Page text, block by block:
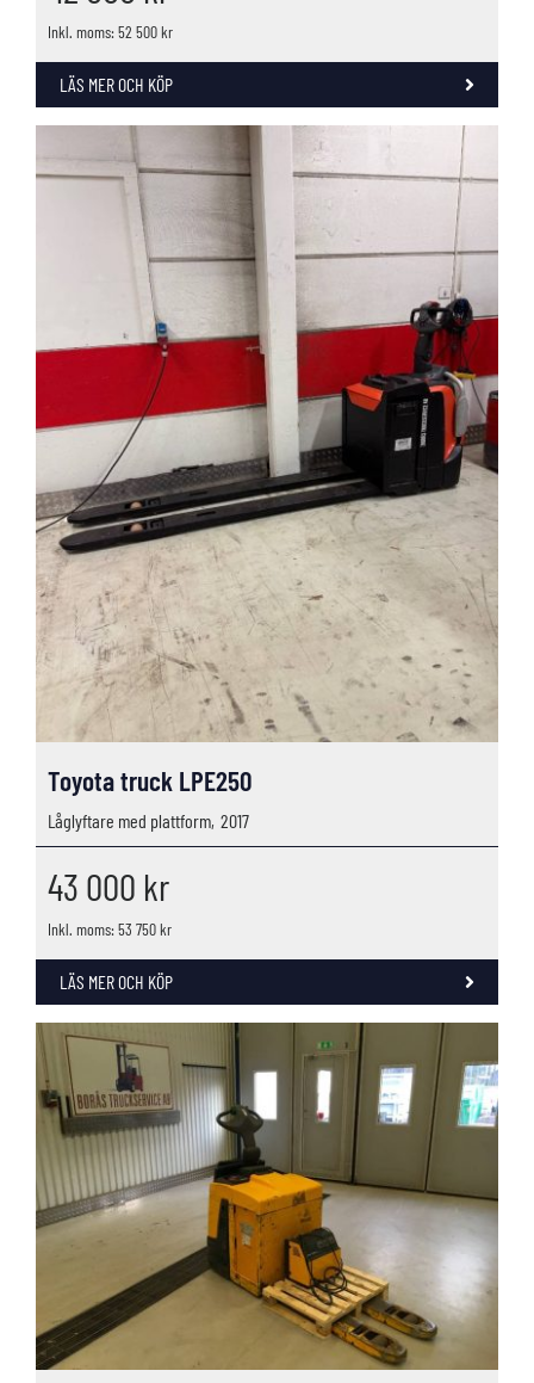
Inkl. moms: 52 500 kr
LÄS MER OCH KÖP
Toyota truck LPE250
Låglyftare med plattform, 2017
43 000 kr
Inkl. moms: 53 750 kr
LÄS MER OCH KÖP